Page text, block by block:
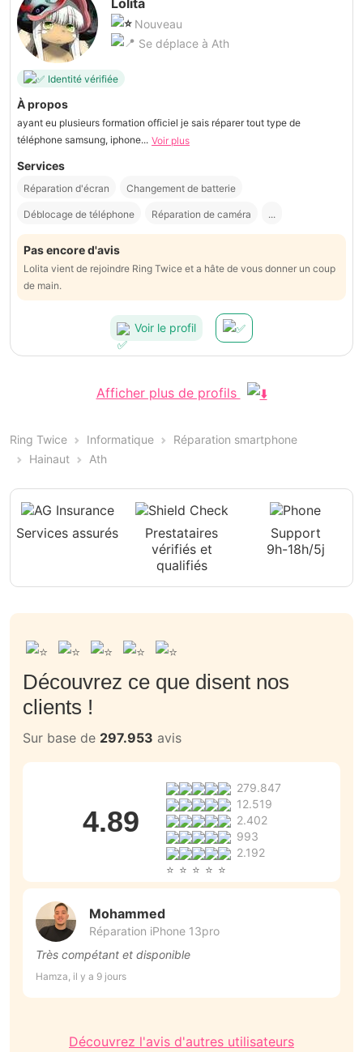
Lolita
Nouveau
Se déplace à Ath
Identité vérifiée
À propos
ayant eu plusieurs formation officiel je sais réparer tout type de
téléphone samsung, iphone... Voir plus
Services
Réparation d'écran Changement de batterie
Déblocage de téléphone Réparation de caméra ...
Pas encore d'avis
Lolita vient de rejoindre Ring Twice et a hâte de vous donner un coup
de main.
Voir le profil
Afficher plus de profils
Ring Twice Informatique
Réparation smartphone
Hainaut
Ath
Services assurés
Prestataires
vérifiés et
qualifiés
Support
9h-18h/5j
Découvrez ce que disent nos
clients !
Sur base de 297.953 avis
4.89
279.847
12.519
2.402
993
2.192
Mohammed
Réparation iPhone 13pro
Très compétant et disponible
Hamza, il y a 9 jours
Découvrez l'avis d'autres utilisateurs